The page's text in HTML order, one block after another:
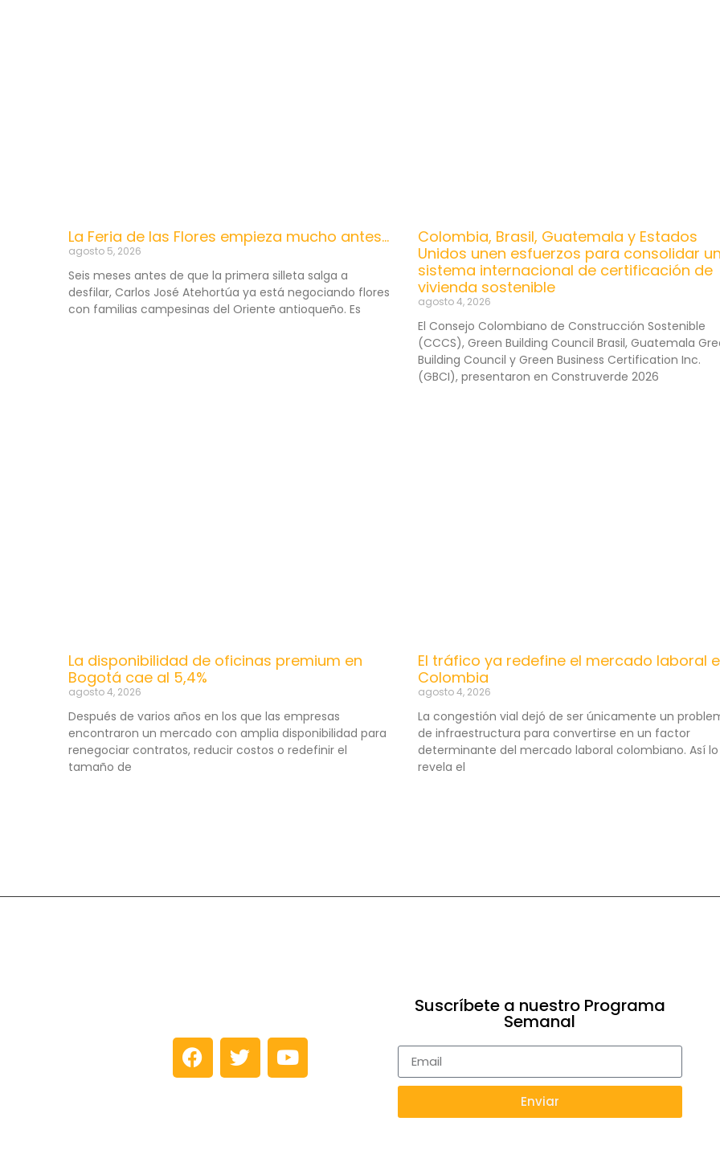
La Feria de las Flores empieza mucho antes…
agosto 5, 2026
Seis meses antes de que la primera silleta salga a
desfilar, Carlos José Atehortúa ya está negociando flores
con familias campesinas del Oriente antioqueño. Es
Colombia, Brasil, Guatemala y Estados
Unidos unen esfuerzos para consolidar un
sistema internacional de certificación de
vivienda sostenible
agosto 4, 2026
El Consejo Colombiano de Construcción Sostenible
(CCCS), Green Building Council Brasil, Guatemala
Building Council y Green Business Certification Inc.
(GBCI), presentaron en Construverde 2026
La disponibilidad de oficinas premium en
Bogotá cae al 5,4%
agosto 4, 2026
Después de varios años en los que las empresas
encontraron un mercado con amplia disponibilidad para
renegociar contratos, reducir costos o redefinir el
tamaño de
El tráfico ya redefine el mercado laboral
Colombia
agosto 4, 2026
La congestión vial dejó de ser únicamente un
de infraestructura para convertirse en un factor
determinante del mercado laboral colombiano. Así lo
revela el
Suscríbete a nuestro Programa
Semanal
Enviar